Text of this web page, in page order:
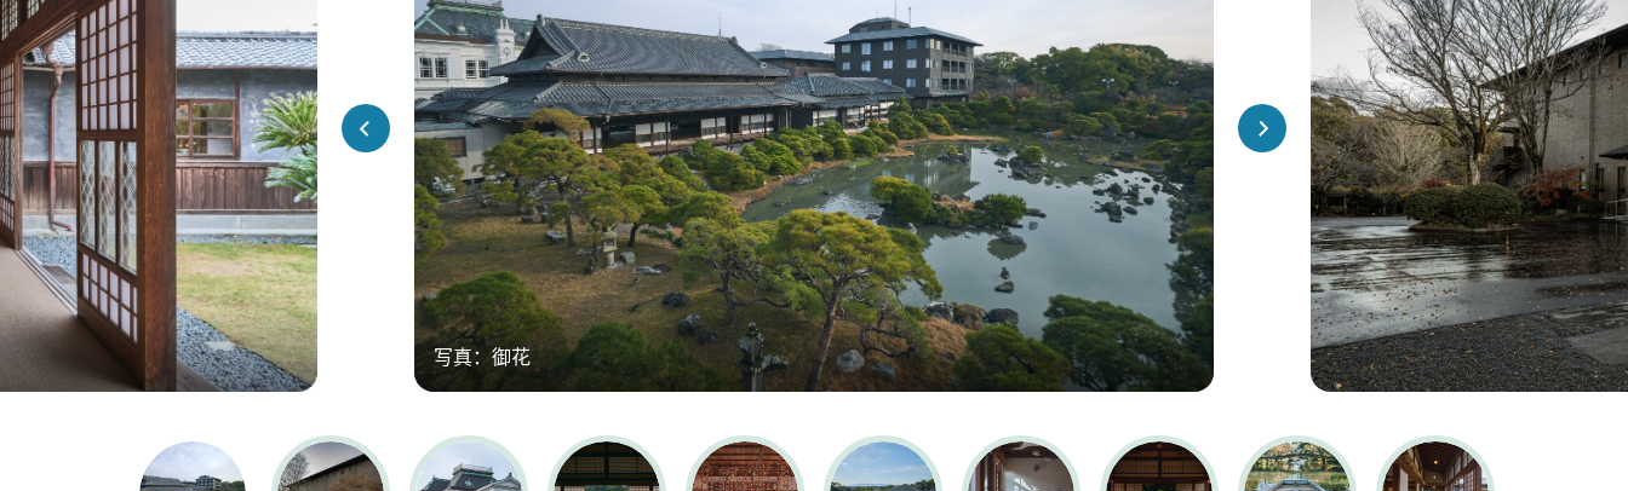
写真：御花